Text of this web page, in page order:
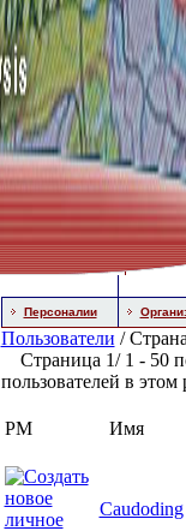
Персоналии
Пользователи /
Страница 1/ 1 - 50
пользователей в этом
PM Имя
Caudoding